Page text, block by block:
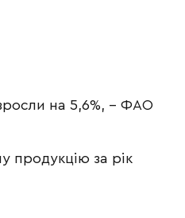
на 5,6%, - ФАО
продукцію за рік